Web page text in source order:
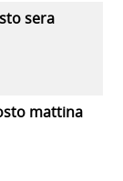
sera
mattina